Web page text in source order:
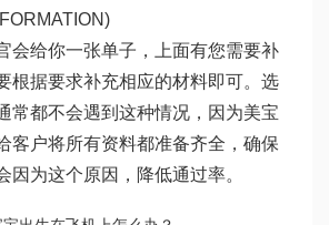
会给你一张单子，上面有您需要补
根据要求补充相应的材料即可。选
常都不会遇到这种情况，因为美宝
客户将所有资料都准备齐全，确保
因为这个原因，降低通过率。